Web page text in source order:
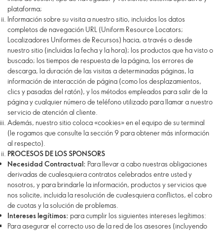
plataforma;
Información sobre su visita a nuestro sitio, incluidos los datos
completos de navegación URL (Uniform Resource Locators;
Localizadores Uniformes de Recursos) hacia, a través o desde
nuestro sitio (incluidas la fecha y la hora); los productos que ha visto o
buscado; los tiempos de respuesta de la página, los errores de
descarga, la duración de las visitas a determinadas páginas, la
información de interacción de página (como los desplazamientos,
clics y pasadas del ratón), y los métodos empleados para salir de la
página y cualquier número de teléfono utilizado para llamar a nuestro
servicio de atención al cliente.
Además, nuestro sitio coloca «cookies» en el equipo de su terminal
(le rogamos que consulte la sección 9 para obtener más información
al respecto).
PROCESOS DE LOS SPONSORS
Necesidad Contractual: Para llevar a cabo nuestras obligaciones
derivadas de cualesquiera contratos celebrados entre usted y
nosotros, y para brindarle la información, productos y servicios que
nos solicite, incluida la resolución de cualesquiera conflictos, el cobro
de cuotas y la solución de problemas.
Intereses legítimos: para cumplir los siguientes intereses legítimos:
Para asegurar el correcto uso de la red de los asesores (incluyendo